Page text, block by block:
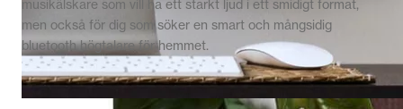
musikälskare som vill ha ett starkt ljud i ett smidigt format,
men också för dig som söker en smart och mångsidig
bluetooth högtalare för hemmet.